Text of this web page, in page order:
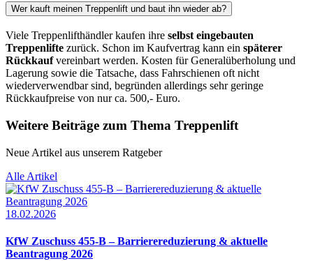
Wer kauft meinen Treppenlift und baut ihn wieder ab?
Viele Treppenlifthändler kaufen ihre selbst eingebauten
Treppenlifte zurück. Schon im Kaufvertrag kann ein späterer
Rückkaufvereinbart werden. Kosten für Generalüberholung und
Lagerung sowie die Tatsache, dass Fahrschienen oft nicht
wiederverwendbar sind, begründen allerdings sehr geringe
Rückkaufpreise von nur ca. 500,- Euro.
Weitere Beiträge zum Thema Treppenlift
Neue Artikel aus unserem Ratgeber
Alle Artikel
18.02.2026
KfW Zuschuss 455-B – Barrierereduzierung & aktuelle
Beantragung 2026